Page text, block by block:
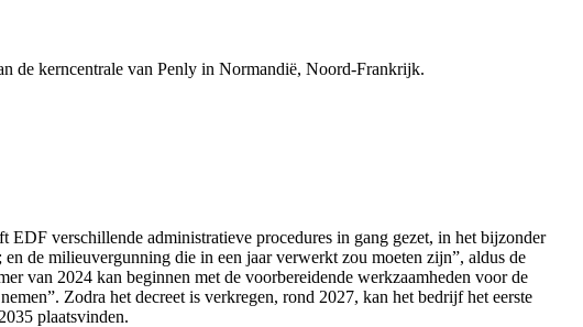
de kerncentrale van Penly in Normandië, Noord-Frankrijk.
verschillende administratieve procedures in gang gezet, in het bijzonder
de milieuvergunning die in een jaar verwerkt zou moeten zijn”, aldus de
van 2024 kan beginnen met de voorbereidende werkzaamheden voor de
Zodra het decreet is verkregen, rond 2027, kan het bedrijf het eerste
plaatsvinden.